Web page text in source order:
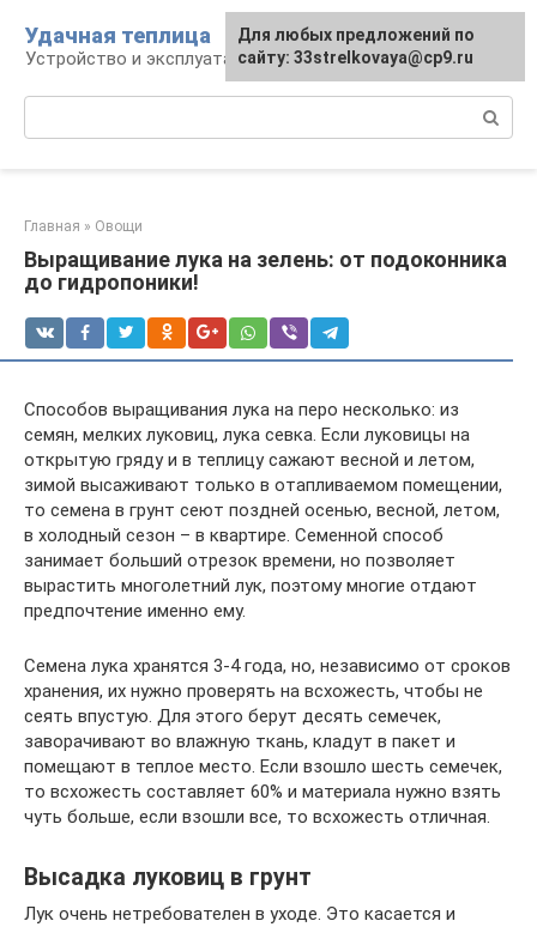
контенту
Удачная теплица
Устройство и эксплуатация теплиц
Главная » Овощи
Выращивание лука на зелень: от подоконника
до гидропоники!
Способов выращивания лука на перо несколько: из
семян, мелких луковиц, лука севка. Если луковицы на
открытую гряду и в теплицу сажают весной и летом,
зимой высаживают только в отапливаемом помещении,
то семена в грунт сеют поздней осенью, весной, летом,
в холодный сезон – в квартире. Семенной способ
занимает больший отрезок времени, но позволяет
вырастить многолетний лук, поэтому многие отдают
предпочтение именно ему.
Семена лука хранятся 3-4 года, но, независимо от сроков
хранения, их нужно проверять на всхожесть, чтобы не
сеять впустую. Для этого берут десять семечек,
заворачивают во влажную ткань, кладут в пакет и
помещают в теплое место. Если взошло шесть семечек,
то всхожесть составляет 60% и материала нужно взять
чуть больше, если взошли все, то всхожесть отличная.
Высадка луковиц в грунт
Лук очень нетребователен в уходе. Это касается и
Для любых предложений по
сайту: 33strelkovaya@cp9.ru